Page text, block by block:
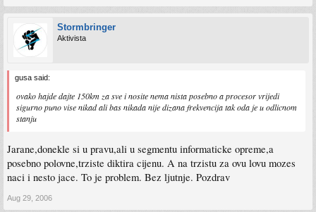
Stormbringer
Aktivista
gusa said:
ovako hajde dajte 150km za sve i nosite nema nista posebno a procesor vrijedi
sigurno puno vise nikad ali bas nikada nije dizana frekvencija tak oda je u odlicnom
stanju
Jarane,donekle si u pravu,ali u segmentu informaticke opreme,a
posebno polovne,trziste diktira cijenu. A na trzistu za ovu lovu mozes
naci i nesto jace. To je problem. Bez ljutnje. Pozdrav
Aug 29, 2006